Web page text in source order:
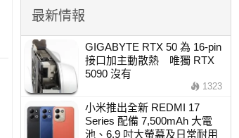
最新情報
GIGABYTE RTX 50 為 16-pin
接口加主動散熱 唯獨 RTX
5090 沒有
1323
小米推出全新 REDMI 17
Series 配備 7,500mAh 大電
池、6.9 吋大螢幕及日常耐用